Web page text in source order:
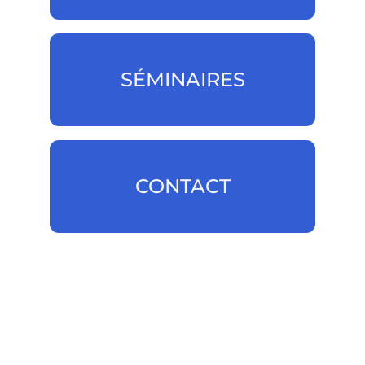
SÉMINAIRES
SÉMINAIRES
CONTACT
CONTACT